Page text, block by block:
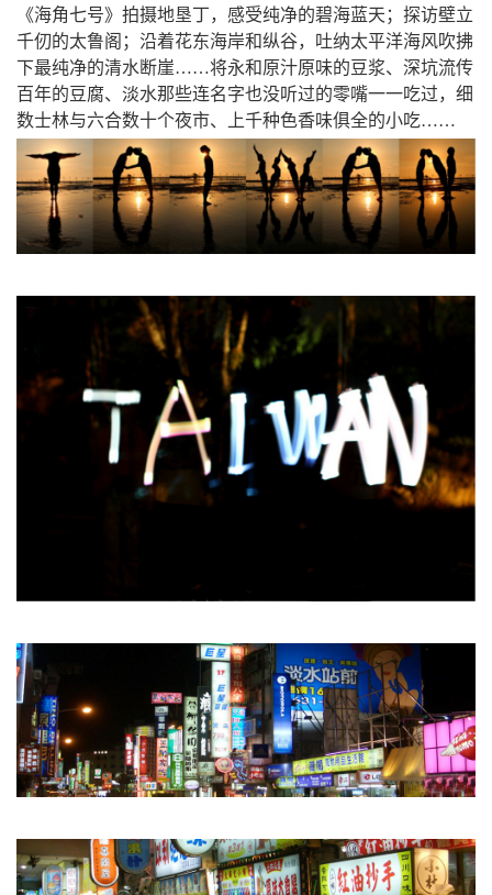
《海角七号》拍摄地垦丁，感受纯净的碧海蓝天；探访壁立
千仞的太鲁阁；沿着花东海岸和纵谷，吐纳太平洋海风吹拂
下最纯净的清水断崖……将永和原汁原味的豆浆、深坑流传
百年的豆腐、淡水那些连名字也没听过的零嘴一一吃过，细
数士林与六合数十个夜市、上千种色香味俱全的小吃……